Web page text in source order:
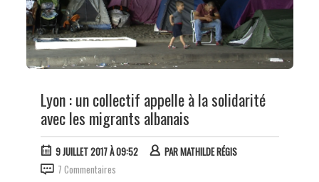
Lyon : un collectif appelle à la solidarité
avec les migrants albanais
9 JUILLET 2017 À 09:52 PARMATHILDE RÉGIS
7 Commentaires